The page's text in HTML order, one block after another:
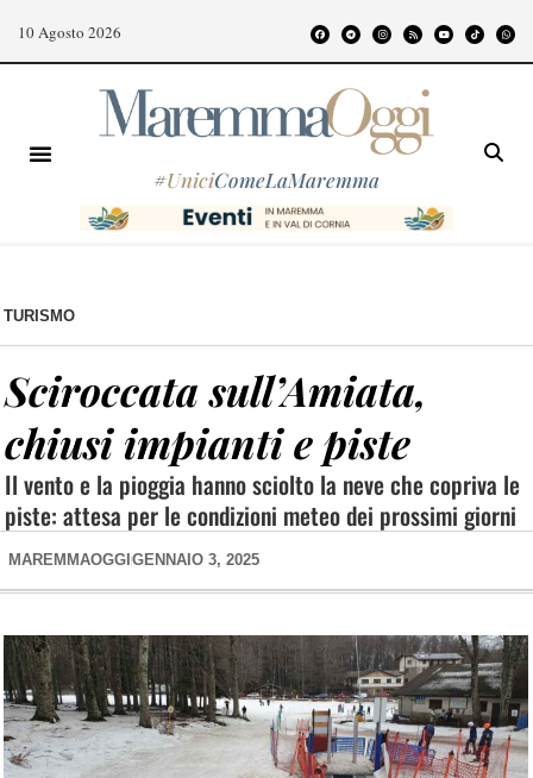
10 Agosto 2026
#UniciComeLaMaremma
TURISMO
Sciroccata sull’Amiata,
chiusi impianti e piste
Il vento e la pioggia hanno sciolto la neve che copriva le
piste: attesa per le condizioni meteo dei prossimi giorni
MAREMMAOGGI GENNAIO 3, 2025